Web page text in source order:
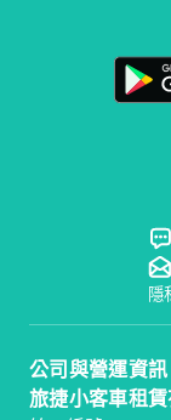
隱
公司與營運資訊
旅捷小客車租